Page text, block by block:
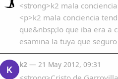
<strong>k2 mala
<p>k2 mala conciencia
que&nbsp;lo que iba era a
esamina la tuya que
K k2 — 21 May 2012, 09:31